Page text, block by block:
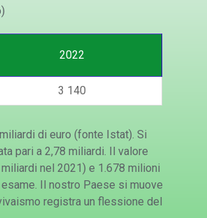
2022
3 140
di euro (fonte Istat). Si
pari a 2,78 miliardi. Il valore
nel 2021) e 1.678 milioni
Il nostro Paese si muove
registra un flessione del